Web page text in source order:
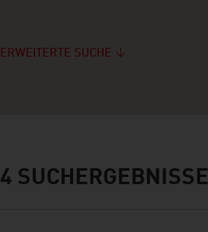
ERWEITERTE SUCHE
4 SUCHERGEBNISSE